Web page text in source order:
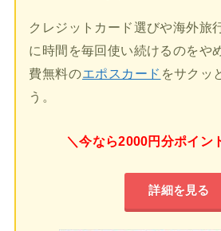
クレジットカード選びや海外旅
に時間を毎回使い続けるのをや
費無料のエポスカード をサクッ
う。
＼今なら2000円分ポイン
詳細を見る